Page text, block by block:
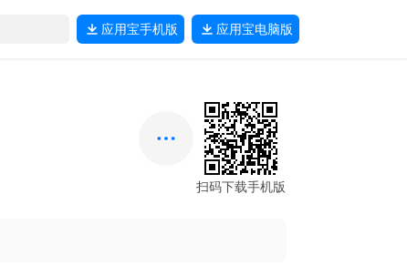
应用宝手机版 应用宝电脑版
扫码下载手机版